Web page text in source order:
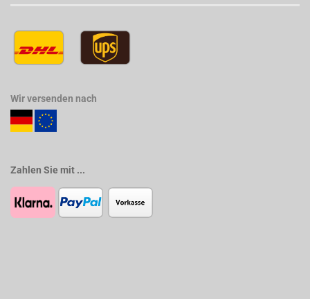
Wir versenden nach
Zahlen Sie mit ...